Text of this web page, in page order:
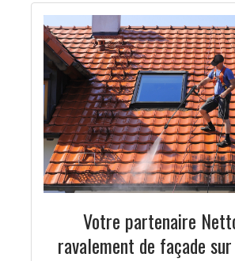
Votre partenaire
ravalement de façade